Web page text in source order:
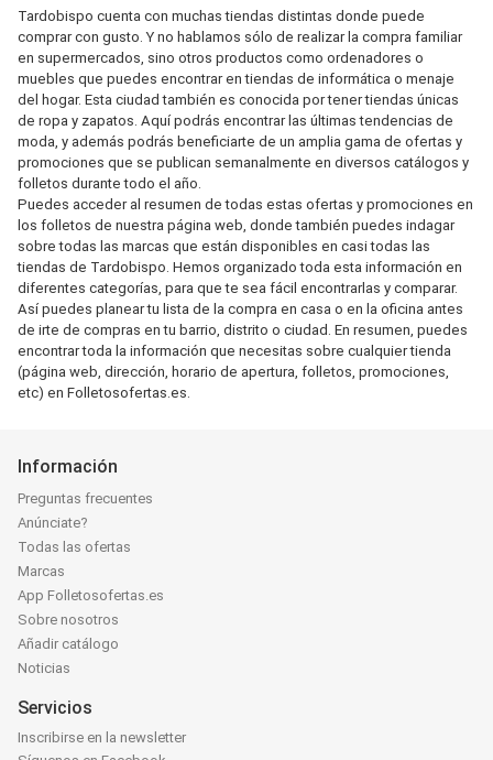
Tardobispo cuenta con muchas tiendas distintas donde puede
comprar con gusto. Y no hablamos sólo de realizar la compra familiar
en supermercados, sino otros productos como ordenadores o
muebles que puedes encontrar en tiendas de informática o menaje
del hogar. Esta ciudad también es conocida por tener tiendas únicas
de ropa y zapatos. Aquí podrás encontrar las últimas tendencias de
moda, y además podrás beneficiarte de un amplia gama de ofertas y
promociones que se publican semanalmente en diversos catálogos y
folletos durante todo el año.
Puedes acceder al resumen de todas estas ofertas y promociones en
los folletos de nuestra página web, donde también puedes indagar
sobre todas las marcas que están disponibles en casi todas las
tiendas de Tardobispo. Hemos organizado toda esta información en
diferentes categorías, para que te sea fácil encontrarlas y comparar.
Así puedes planear tu lista de la compra en casa o en la oficina antes
de irte de compras en tu barrio, distrito o ciudad. En resumen, puedes
encontrar toda la información que necesitas sobre cualquier tienda
(página web, dirección, horario de apertura, folletos, promociones,
etc) en Folletosofertas.es.
Información
Preguntas frecuentes
Anúnciate?
Todas las ofertas
Marcas
App Folletosofertas.es
Sobre nosotros
Añadir catálogo
Noticias
Servicios
Inscribirse en la newsletter